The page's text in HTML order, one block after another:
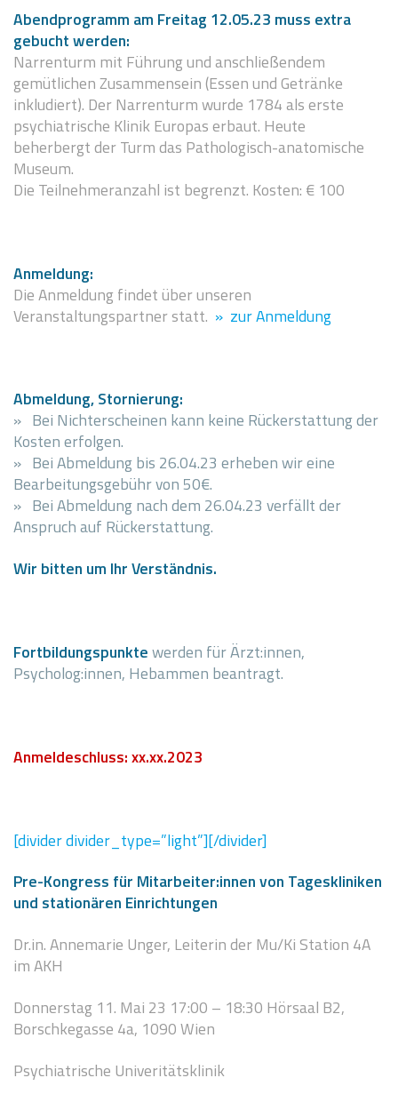
Abendprogramm am Freitag 12.05.23 muss extra
gebucht werden:
Narrenturm mit Führung und anschließendem
gemütlichen Zusammensein (Essen und Getränke
inkludiert). Der Narrenturm wurde 1784 als erste
psychiatrische Klinik Europas erbaut. Heute
beherbergt der Turm das Pathologisch-anatomische
Museum.
Die Teilnehmeranzahl ist begrenzt. Kosten: € 100
Anmeldung:
Die Anmeldung findet über unseren
Veranstaltungspartner statt. » zur Anmeldung
Abmeldung, Stornierung:
» Bei Nichterscheinen kann keine Rückerstattung der
Kosten erfolgen.
» Bei Abmeldung bis 26.04.23 erheben wir eine
Bearbeitungsgebühr von 50€.
» Bei Abmeldung nach dem 26.04.23 verfällt der
Anspruch auf Rückerstattung.
Wir bitten um Ihr Verständnis.
Fortbildungspunktewerden für Ärzt:innen,
Psycholog:innen, Hebammen beantragt.
Anmeldeschluss: xx.xx.2023
[divider divider_type=”light”][/divider]
Pre-Kongress für Mitarbeiter:innen von Tageskliniken
und stationären Einrichtungen
Dr.in. Annemarie Unger, Leiterin der Mu/Ki Station 4A
im AKH
Donnerstag 11. Mai 23 17:00 – 18:30 Hörsaal B2,
Borschkegasse 4a, 1090 Wien
Psychiatrische Univeritätsklinik